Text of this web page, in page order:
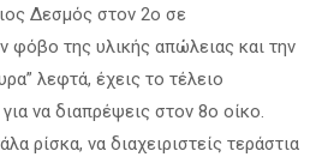
Δεσμός στον 2ο σε
φόβο της υλικής απώλειας και την
λεφτά, έχεις το τέλειο
να διαπρέψεις στον 8ο οίκο.
ρίσκα, να διαχειριστείς τεράστια